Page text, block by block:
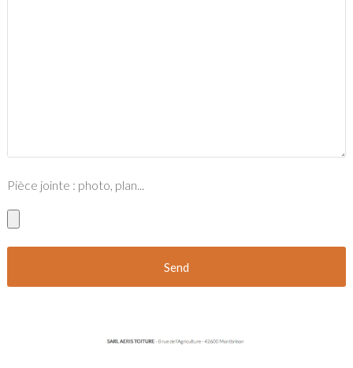
Pièce jointe : photo, plan...